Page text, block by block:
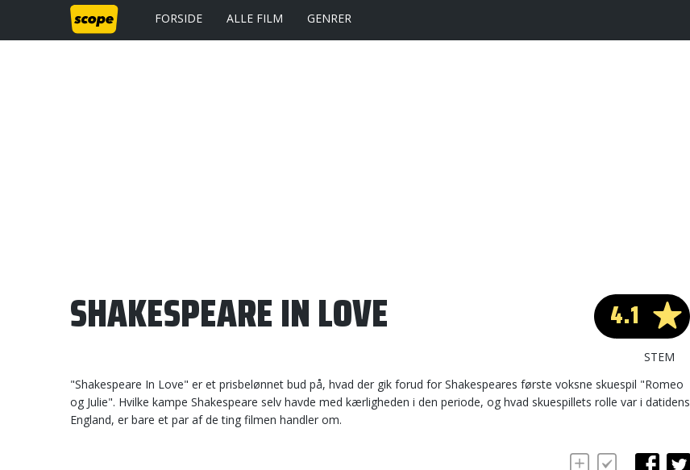
FORSIDE ALLE FILM GENRER
4.1
STEM
SHAKESPEARE IN LOVE
"Shakespeare In Love" er et prisbelønnet bud på, hvad der gik forud for Shakespeares første voksne skuespil "Romeo
og Julie". Hvilke kampe Shakespeare selv havde med kærligheden i den periode, og hvad skuespillets rolle var i datidens
England, er bare et par af de ting filmen handler om.